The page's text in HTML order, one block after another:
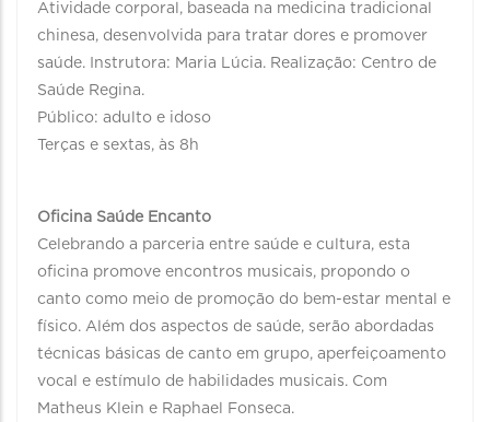
Atividade corporal, baseada na medicina tradicional
chinesa, desenvolvida para tratar dores e promover
saúde. Instrutora: Maria Lúcia. Realização: Centro de
Saúde Regina.
Público: adulto e idoso
Terças e sextas, às 8h
Oficina Saúde Encanto
Celebrando a parceria entre saúde e cultura, esta
oficina promove encontros musicais, propondo o
canto como meio de promoção do bem-estar mental e
físico. Além dos aspectos de saúde, serão abordadas
técnicas básicas de canto em grupo, aperfeiçoamento
vocal e estímulo de habilidades musicais. Com
Matheus Klein e Raphael Fonseca.